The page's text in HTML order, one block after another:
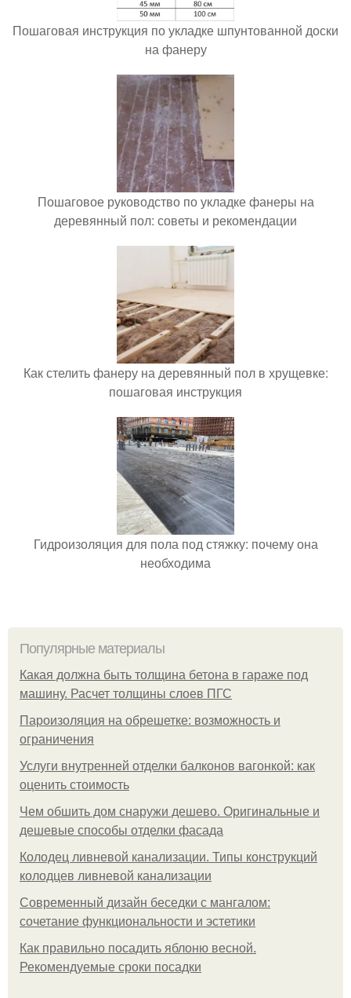
Пошаговая инструкция по укладке шпунтованной доски
на фанеру
Пошаговое руководство по укладке фанеры на
деревянный пол: советы и рекомендации
Как стелить фанеру на деревянный пол в хрущевке:
пошаговая инструкция
Гидроизоляция для пола под стяжку: почему она
необходима
Популярные материалы
Какая должна быть толщина бетона в гараже под
машину. Расчет толщины слоев ПГС
Пароизоляция на обрешетке: возможность и
ограничения
Услуги внутренней отделки балконов вагонкой: как
оценить стоимость
Чем обшить дом снаружи дешево. Оригинальные и
дешевые способы отделки фасада
Колодец ливневой канализации. Типы конструкций
колодцев ливневой канализации
Современный дизайн беседки с мангалом:
сочетание функциональности и эстетики
Как правильно посадить яблоню весной.
Рекомендуемые сроки посадки